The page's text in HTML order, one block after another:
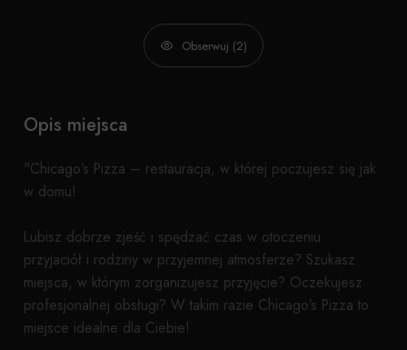
Obserwuj (2)
Opis miejsca
"Chicago’s Pizza – restauracja, w której poczujesz się jak
w domu!
Lubisz dobrze zjeść i spędzać czas w otoczeniu
przyjaciół i rodziny w przyjemnej atmosferze? Szukasz
miejsca, w którym zorganizujesz przyjęcie? Oczekujesz
profesjonalnej obsługi? W takim razie Chicago’s Pizza to
miejsce idealne dla Ciebie!